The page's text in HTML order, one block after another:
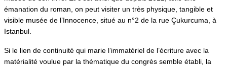
émanation du roman, on peut visiter un très physique, tangible et
visible musée de l’Innocence, situé au n°2 de la rue Çukurcuma, à
Istanbul.
Si le lien de continuité qui marie l’immatériel de l’écriture avec la
matérialité voulue par la thématique du congrès semble établi, la